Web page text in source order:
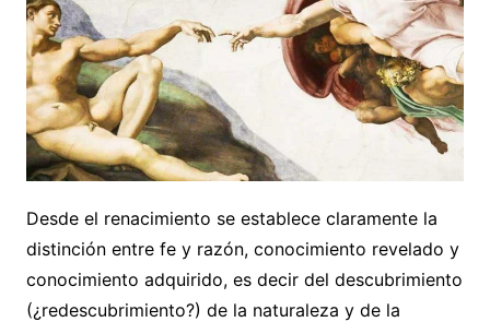
Desde el renacimiento se establece claramente la
distinción entre fe y razón, conocimiento revelado y
conocimiento adquirido, es decir del descubrimiento
(¿redescubrimiento?) de la naturaleza y de la